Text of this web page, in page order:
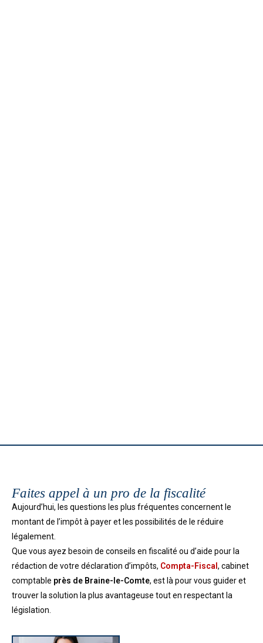
Faites appel à un pro de la fiscalité
Aujourd’hui, les questions les plus fréquentes concernent le
montant de l’impôt à payer et les possibilités de le réduire
légalement.
Que vous ayez besoin de conseils en fiscalité ou d’aide pour la
rédaction de votre déclaration d’impôts, Compta-Fiscal , cabinet
comptable près de Braine-le-Comte, est là pour vous guider et
trouver la solution la plus avantageuse tout en respectant la
législation.